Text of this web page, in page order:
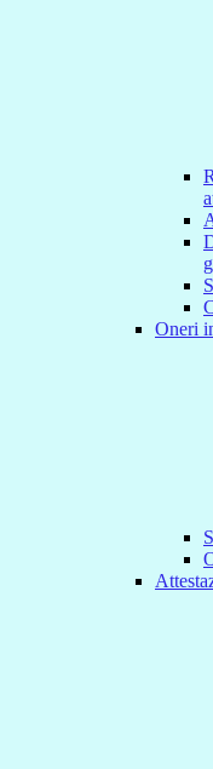
Oneri